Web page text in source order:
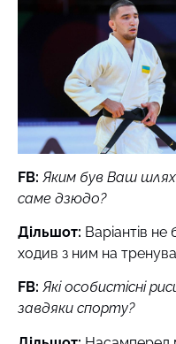
FB: Яким був Ваш
саме дзюдо?
Дільшот: Варіантів
ходив з ним на
FB: Які особистісні
завдяки спорту?